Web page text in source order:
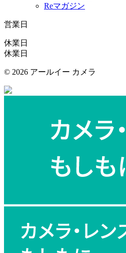
Reマガジン
営業日
休業日
休業日
© 2026 アールイー カメラ